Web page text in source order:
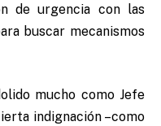
de urgencia con las
buscar mecanismos
mucho como Jefe
indignación –como